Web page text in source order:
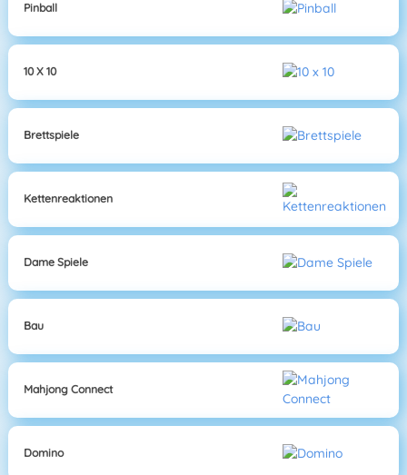
Pinball
10 X 10
Brettspiele
Kettenreaktionen
Dame Spiele
Bau
Mahjong Connect
Domino